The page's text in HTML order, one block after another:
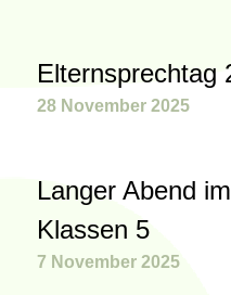
Elternsprechtag
28 November 2025
Langer Abend
Klassen 5
7 November 2025